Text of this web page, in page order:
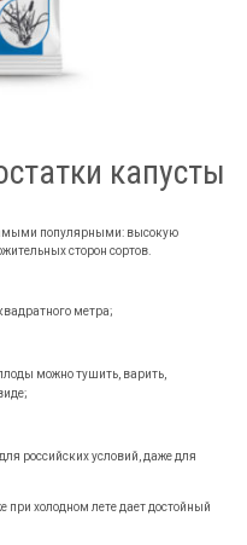
капусты
популярными: высокую
сторон сортов.
метра;
можно тушить, варить,
российских условий, даже для
при холодном лете дает достойный